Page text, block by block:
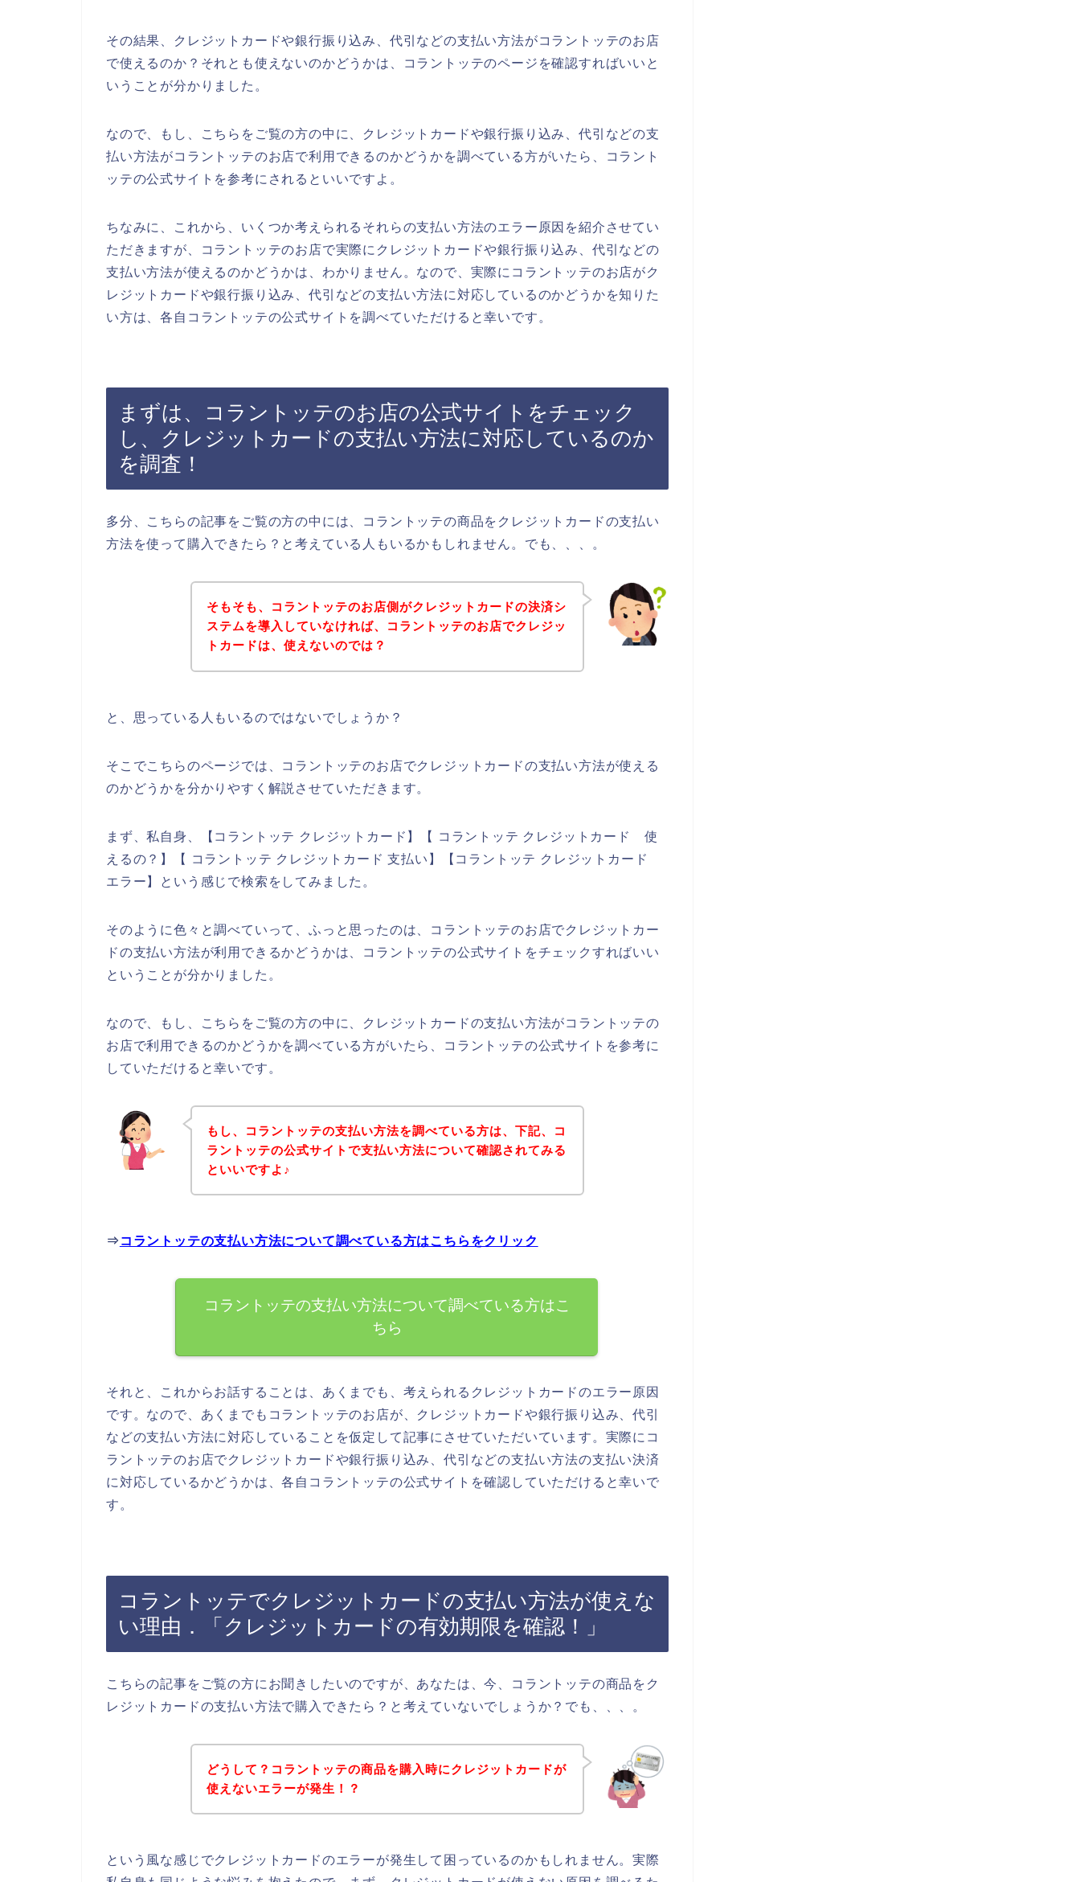
その結果、クレジットカードや銀行振り込み、代引などの支払い方法がコラントッテのお店
で使えるのか？それとも使えないのかどうかは、コラントッテのページを確認すればいいと
いうことが分かりました。
なので、もし、こちらをご覧の方の中に、クレジットカードや銀行振り込み、代引などの支
払い方法がコラントッテのお店で利用できるのかどうかを調べている方がいたら、コラント
ッテの公式サイトを参考にされるといいですよ。
ちなみに、これから、いくつか考えられるそれらの支払い方法のエラー原因を紹介させてい
ただきますが、コラントッテのお店で実際にクレジットカードや銀行振り込み、代引などの
支払い方法が使えるのかどうかは、わかりません。なので、実際にコラントッテのお店がク
レジットカードや銀行振り込み、代引などの支払い方法に対応しているのかどうかを知りた
い方は、各自コラントッテの公式サイトを調べていただけると幸いです。
まずは、コラントッテのお店の公式サイトをチェック
し、クレジットカードの支払い方法に対応しているのか
を調査！
多分、こちらの記事をご覧の方の中には、コラントッテの商品をクレジットカードの支払い
方法を使って購入できたら？と考えている人もいるかもしれません。でも、、、。
そもそも、コラントッテのお店側がクレジットカードの決済シ
ステムを導入していなければ、コラントッテのお店でクレジッ
トカードは、使えないのでは？
と、思っている人もいるのではないでしょうか？
そこでこちらのページでは、コラントッテのお店でクレジットカードの支払い方法が使える
のかどうかを分かりやすく解説させていただきます。
まず、私自身、【コラントッテ クレジットカード】【 コラントッテ クレジットカード 使
えるの？】【 コラントッテ クレジットカード 支払い】【コラントッテ クレジットカード
エラー】という感じで検索をしてみました。
そのように色々と調べていって、ふっと思ったのは、コラントッテのお店でクレジットカー
ドの支払い方法が利用できるかどうかは、コラントッテの公式サイトをチェックすればいい
ということが分かりました。
なので、もし、こちらをご覧の方の中に、クレジットカードの支払い方法がコラントッテの
お店で利用できるのかどうかを調べている方がいたら、コラントッテの公式サイトを参考に
していただけると幸いです。
もし、コラントッテの支払い方法を調べている方は、下記、コ
ラントッテの公式サイトで支払い方法について確認されてみる
といいですよ♪
⇒ コラントッテの支払い方法について調べている方はこちらをクリック
コラントッテの支払い方法について調べている方はこ
ちら
それと、これからお話することは、あくまでも、考えられるクレジットカードのエラー原因
です。なので、あくまでもコラントッテのお店が、クレジットカードや銀行振り込み、代引
などの支払い方法に対応していることを仮定して記事にさせていただいています。実際にコ
ラントッテのお店でクレジットカードや銀行振り込み、代引などの支払い方法の支払い決済
に対応しているかどうかは、各自コラントッテの公式サイトを確認していただけると幸いで
す。
コラントッテでクレジットカードの支払い方法が使えな
い理由．「クレジットカードの有効期限を確認！」
こちらの記事をご覧の方にお聞きしたいのですが、あなたは、今、コラントッテの商品をク
レジットカードの支払い方法で購入できたら？と考えていないでしょうか？でも、、、。
どうして？コラントッテの商品を購入時にクレジットカードが
使えないエラーが発生！？
という風な感じでクレジットカードのエラーが発生して困っているのかもしれません。実際